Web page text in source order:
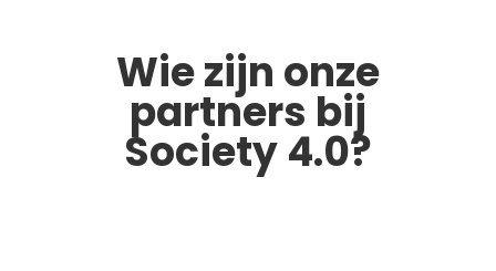
Wie zijn onze
partners bij
Society 4.0?